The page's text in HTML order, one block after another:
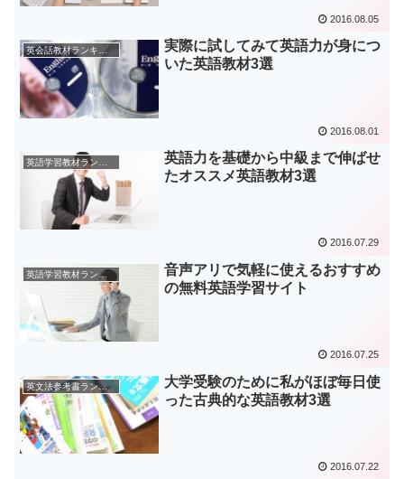
2016.08.05
英会話教材ランキング
実際に試してみて英語力が身につ
いた英語教材3選
2016.08.01
英語力を基礎から中級まで伸ばせ
たオススメ英語教材3選
2016.07.29
英語学習教材ランキング
音声アリで気軽に使えるおすすめ
の無料英語学習サイト
2016.07.25
英文法参考書ランキング
大学受験のために私がほぼ毎日使
った古典的な英語教材3選
2016.07.22